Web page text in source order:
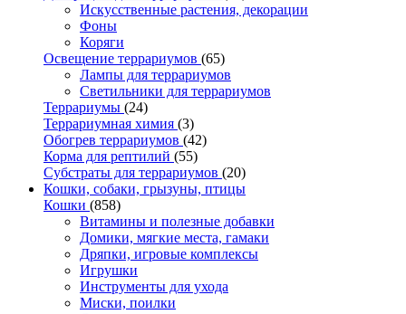
Искусственные растения, декорации
Фоны
Коряги
Освещение террариумов (65)
Лампы для террариумов
Светильники для террариумов
Террариумы (24)
Террариумная химия (3)
Обогрев террариумов (42)
Корма для рептилий (55)
Субстраты для террариумов (20)
Кошки, собаки, грызуны, птицы
Кошки (858)
Витамины и полезные добавки
Домики, мягкие места, гамаки
Дряпки, игровые комплексы
Игрушки
Инструменты для ухода
Миски, поилки